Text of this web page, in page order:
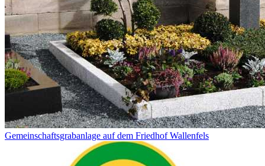
Gemeinschaftsgrabanlage auf dem Friedhof Wallenfels